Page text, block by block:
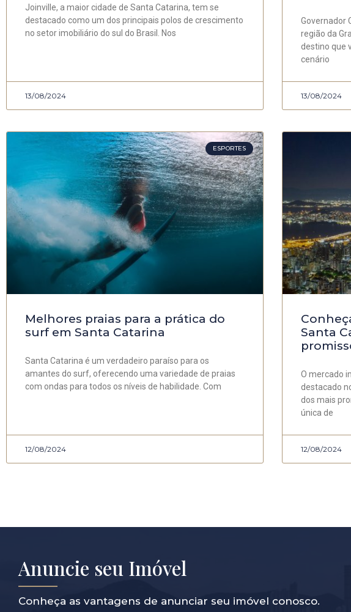
Joinville, a maior cidade de Santa Catarina, tem se
destacado como um dos principais polos de crescimento
no setor imobiliário do sul do Brasil. Nos
13/08/2024
Governador
região da
destino que
cenário
13/08/2024
ESPORTES
Melhores praias para a prática do
surf em Santa Catarina
Santa Catarina é um verdadeiro paraíso para os
amantes do surf, oferecendo uma variedade de praias
com ondas para todos os níveis de habilidade. Com
12/08/2024
Santa
O mercado
destacado
dos mais
única de
12/08/2024
Anuncie seu Imóvel
Conheça as vantagens de anunciar seu imóvel conosco.